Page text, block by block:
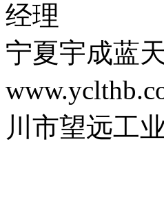
经理
宁夏宇成蓝
川市望远工